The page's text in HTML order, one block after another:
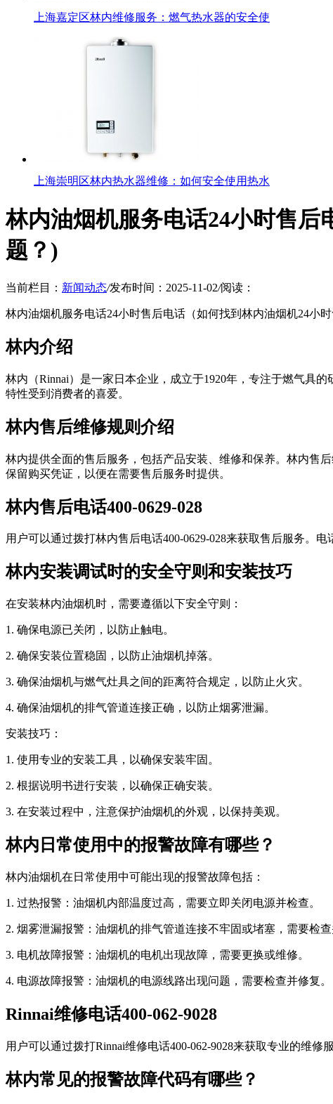
上海嘉定区林内维修服务：燃气热水器的安全使
上海崇明区林内热水器维修：如何安全使用热水
林内油烟机服务电话24小时售后
题？)
当前栏目： 新闻动态/发布时间：2025-11-02/阅读：
林内油烟机服务电话24小时售后电话（如何找到林内油烟机24小
林内介绍
林内（Rinnai）是一家日本企业，成立于1920年，专注于燃气具
特性受到消费者的喜爱。
林内售后维修规则介绍
林内提供全面的售后服务，包括产品安装、维修和保养。林内售
保留购买凭证，以便在需要售后服务时提供。
林内售后电话400-0629-028
用户可以通过拨打林内售后电话400-0629-028来获取售后服务。
林内安装调试时的安全守则和安装技巧
在安装林内油烟机时，需要遵循以下安全守则：
1. 确保电源已关闭，以防止触电。
2. 确保安装位置稳固，以防止油烟机掉落。
3. 确保油烟机与燃气灶具之间的距离符合规定，以防止火灾。
4. 确保油烟机的排气管道连接正确，以防止烟雾泄漏。
安装技巧：
1. 使用专业的安装工具，以确保安装牢固。
2. 根据说明书进行安装，以确保正确安装。
3. 在安装过程中，注意保护油烟机的外观，以保持美观。
林内日常使用中的报警故障有哪些？
林内油烟机在日常使用中可能出现的报警故障包括：
1. 过热报警：油烟机内部温度过高，需要立即关闭电源并检查。
2. 烟雾泄漏报警：油烟机的排气管道连接不牢固或堵塞，需要检查
3. 电机故障报警：油烟机的电机出现故障，需要更换或维修。
4. 电源故障报警：油烟机的电源线路出现问题，需要检查并修复。
Rinnai维修电话400-062-9028
用户可以通过拨打Rinnai维修电话400-062-9028来获取专业的维
林内常见的报警故障代码有哪些？